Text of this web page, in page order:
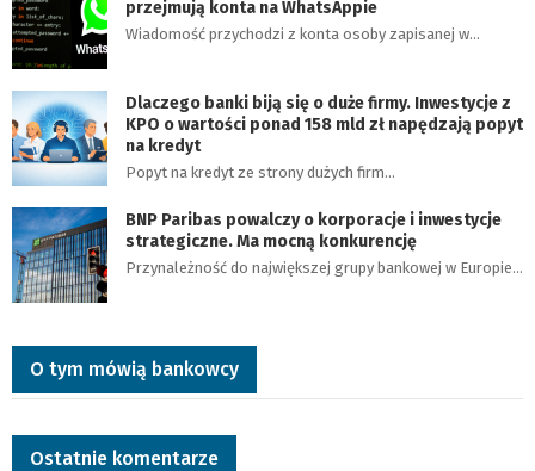
przejmują konta na WhatsAppie
Wiadomość przychodzi z konta osoby zapisanej w…
Dlaczego banki biją się o duże firmy. Inwestycje z
KPO o wartości ponad 158 mld zł napędzają popyt
na kredyt
Popyt na kredyt ze strony dużych firm…
BNP Paribas powalczy o korporacje i inwestycje
strategiczne. Ma mocną konkurencję
Przynależność do największej grupy bankowej w Europie…
O tym mówią bankowcy
Ostatnie komentarze